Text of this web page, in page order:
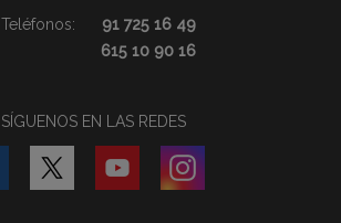
Teléfonos:
91 725 16 49
615 10 90 16
SÍGUENOS EN LAS REDES